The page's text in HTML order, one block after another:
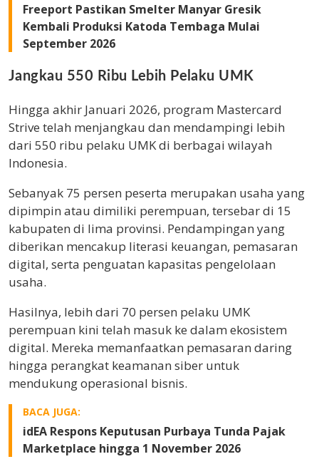
Freeport Pastikan Smelter Manyar Gresik
Kembali Produksi Katoda Tembaga Mulai
September 2026
Jangkau 550 Ribu Lebih Pelaku UMK
Hingga akhir Januari 2026, program Mastercard
Strive telah menjangkau dan mendampingi lebih
dari 550 ribu pelaku UMK di berbagai wilayah
Indonesia.
Sebanyak 75 persen peserta merupakan usaha yang
dipimpin atau dimiliki perempuan, tersebar di 15
kabupaten di lima provinsi. Pendampingan yang
diberikan mencakup literasi keuangan, pemasaran
digital, serta penguatan kapasitas pengelolaan
usaha.
Hasilnya, lebih dari 70 persen pelaku UMK
perempuan kini telah masuk ke dalam ekosistem
digital. Mereka memanfaatkan pemasaran daring
hingga perangkat keamanan siber untuk
mendukung operasional bisnis.
BACA JUGA:
idEA Respons Keputusan Purbaya Tunda Pajak
Marketplace hingga 1 November 2026